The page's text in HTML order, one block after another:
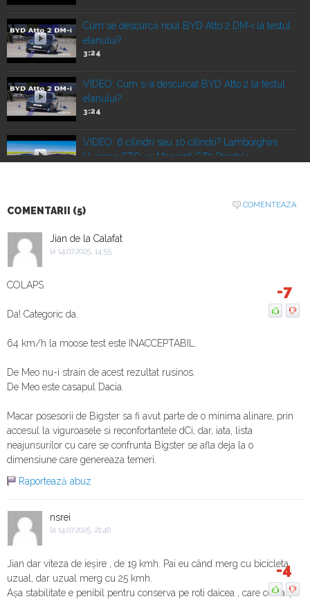
Cum se descurcă noul BYD Atto 2 DM-i la testul
elanului?
3:24
VIDEO: Cum s-a descurcat BYD Atto 2 la testul
elanului?
3:24
VIDEO: 6 cilindri sau 10 cilindri? Lamborghini
Huracan STO vs Maserati GT2 Stradale
Vechi vs nou! Liniuță între un Porsche 911 Turbo
2010 și un Corvette Z06 nou
VIDEO: Duelul SUV-urilor de performanță.
Electric vs cel mai mare avion
COMENTARII (5)
COMENTEAZA
Jian de la Calafat
la 14.07.2025, 14:55
COLAPS.
Da! Categoric da.
64 km/h la moose test este INACCEPTABIL.
De Meo nu-i strain de acest rezultat rusinos.
De Meo este casapul Dacia.
Macar posesorii de Bigster sa fi avut parte de o minima alinare, prin
accesul la viguroasele si reconfortantele dCi, dar, iata, lista
neajunsurilor cu care se confrunta Bigster se afla deja la o
dimensiune care genereaza temeri.
Raportează abuz
-7
nsrei
la 14.07.2025, 21:46
Jian dar viteza de ieșire , de 19 kmh. Pai eu când merg cu bicicleta,
uzual, dar uzual merg cu 25 kmh.
Așa stabilitate e penibil pentru conserva pe roti daicea , care costa și
-4